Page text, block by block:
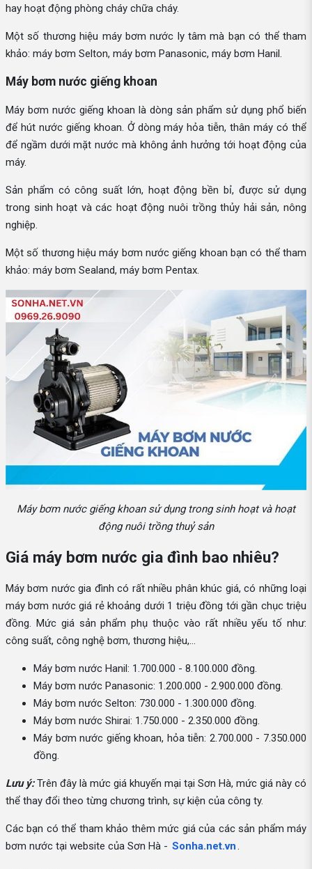
hay hoạt động phòng cháy chữa cháy.
Một số thương hiệu máy bơm nước ly tâm mà bạn có thể tham
khảo: máy bơm Selton, máy bơm Panasonic, máy bơm Hanil.
Máy bơm nước giếng khoan
Máy bơm nước giếng khoan là dòng sản phẩm sử dụng phổ biến
để hút nước giếng khoan. Ở dòng máy hỏa tiễn, thân máy có thể
để ngầm dưới mặt nước mà không ảnh hưởng tới hoạt động của
máy.
Sản phẩm có công suất lớn, hoạt động bền bỉ, được sử dụng
trong sinh hoạt và các hoạt động nuôi trồng thủy hải sản, nông
nghiệp.
Một số thương hiệu máy bơm nước giếng khoan bạn có thể tham
khảo: máy bơm Sealand, máy bơm Pentax.
Máy bơm nước giếng khoan sử dụng trong sinh hoạt và hoạt
động nuôi trồng thuỷ sản
Giá máy bơm nước gia đình bao nhiêu?
Máy bơm nước gia đình có rất nhiều phân khúc giá, có những loại
máy bơm nước giá rẻ khoảng dưới 1 triệu đồng tới gần chục triệu
đồng. Mức giá sản phẩm phụ thuộc vào rất nhiều yếu tố như:
công suất, công nghệ bơm, thương hiệu,...
Máy bơm nước Hanil: 1.700.000 - 8.100.000 đồng.
Máy bơm nước Panasonic: 1.200.000 - 2.900.000 đồng.
Máy bơm nước Selton: 730.000 - 1.300.000 đồng.
Máy bơm nước Shirai: 1.750.000 - 2.350.000 đồng.
Máy bơm nước giếng khoan, hỏa tiễn: 2.700.000 - 7.350.000
đồng.
Lưu ý:Trên đây là mức giá khuyến mại tại Sơn Hà, mức giá này có
thể thay đổi theo từng chương trình, sự kiện của công ty.
Các bạn có thể tham khảo thêm mức giá của các sản phẩm máy
bơm nước tại website của Sơn Hà - Sonha.net.vn.